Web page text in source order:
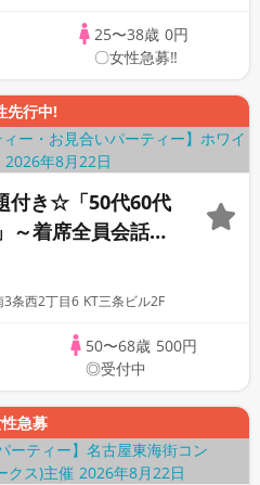
25〜38歳 0円
〇女性急募‼
先行中!
付き☆「50代60代
～着席全員会話/
み放題付き～
条西2丁目6 KT三条ビル2F
50〜68歳 500円
◎受付中
急募